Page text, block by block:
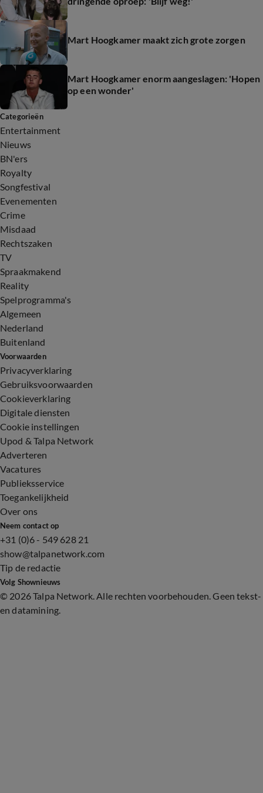
Mart Hoogkamer maakt zich grote zorgen
Mart Hoogkamer enorm aangeslagen: 'Hopen
op een wonder'
Categorieën
Entertainment
Nieuws
BN'ers
Royalty
Songfestival
Evenementen
Crime
Misdaad
Rechtszaken
TV
Spraakmakend
Reality
Spelprogramma's
Algemeen
Nederland
Buitenland
Voorwaarden
Privacyverklaring
Gebruiksvoorwaarden
Cookieverklaring
Digitale diensten
Cookie instellingen
Upod & Talpa Network
Adverteren
Vacatures
Publieksservice
Toegankelijkheid
Over ons
Neem contact op
+31 (0)6 - 549 628 21
show@talpanetwork.com
Tip de redactie
Volg Shownieuws
© 2026 Talpa Network. Alle rechten voorbehouden. Geen tekst-
en datamining.